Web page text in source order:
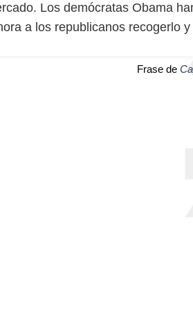
Los demócratas Obama
a los republicanos recogerlo
Frase de